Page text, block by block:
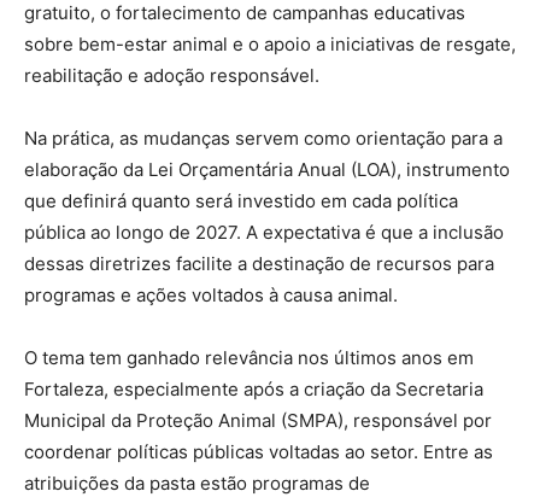
gratuito, o fortalecimento de campanhas educativas
sobre bem-estar animal e o apoio a iniciativas de resgate,
reabilitação e adoção responsável.
Na prática, as mudanças servem como orientação para a
elaboração da Lei Orçamentária Anual (LOA), instrumento
que definirá quanto será investido em cada política
pública ao longo de 2027. A expectativa é que a inclusão
dessas diretrizes facilite a destinação de recursos para
programas e ações voltados à causa animal.
O tema tem ganhado relevância nos últimos anos em
Fortaleza, especialmente após a criação da Secretaria
Municipal da Proteção Animal (SMPA), responsável por
coordenar políticas públicas voltadas ao setor. Entre as
atribuições da pasta estão programas de